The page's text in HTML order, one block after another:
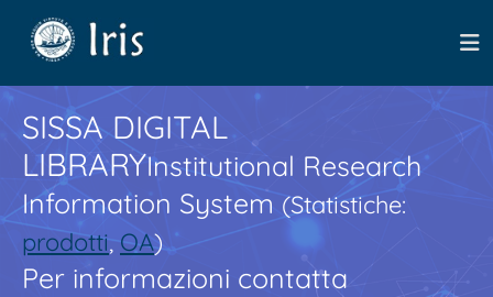
SISSA DIGITAL
LIBRARYInstitutional Research
Information System(Statistiche:
prodotti,OA)
Per informazioni contatta